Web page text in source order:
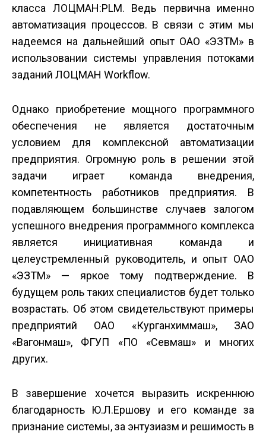
класса ЛОЦМАН:PLM. Ведь первична именно
автоматизация процессов. В связи с этим мы
надеемся на дальнейший опыт ОАО «ЭЗТМ» в
использовании системы управления потоками
заданий ЛОЦМАН Workflow.
Однако приобретение мощного программного
обеспечения не является достаточным
условием для комплексной автоматизации
предприятия. Огромную роль в решении этой
задачи играет команда внедрения,
компетентность работников предприятия. В
подавляющем большинстве случаев залогом
успешного внедрения программного комплекса
является инициативная команда и
целеустремленный руководитель, и опыт ОАО
«ЭЗТМ» — яркое тому подтверждение. В
будущем роль таких специалистов будет только
возрастать. Об этом свидетельствуют примеры
предприятий ОАО «Курганхиммаш», ЗАО
«Вагонмаш», ФГУП «ПО «Севмаш» и многих
других.
В завершение хочется выразить искреннюю
благодарность Ю.Л.Ершову и его команде за
признание системы, за энтузиазм и решимость в